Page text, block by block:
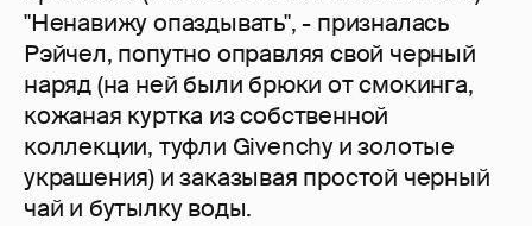
"Ненавижу опаздывать", - призналась
Рэйчел, попутно оправляя свой черный
наряд (на ней были брюки от смокинга,
кожаная куртка из собственной
коллекции, туфли Givenchy и золотые
украшения) и заказывая простой черный
чай и бутылку воды.